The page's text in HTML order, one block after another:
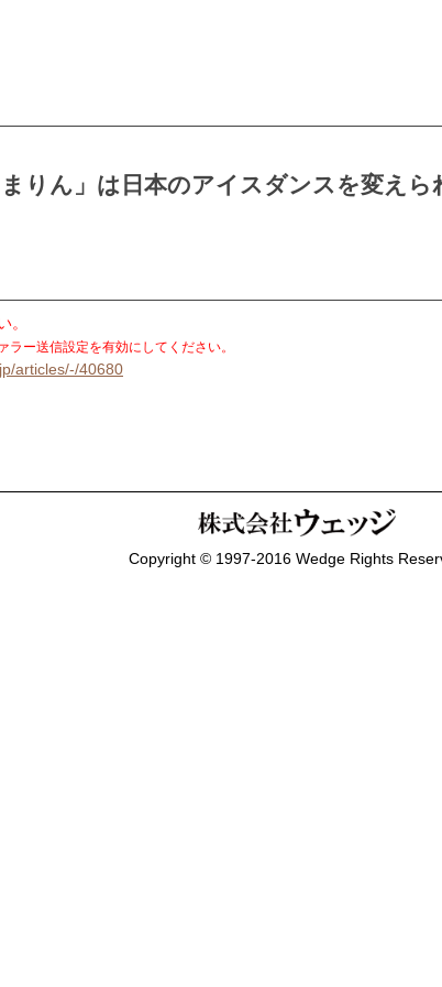
りん」は日本のアイスダンスを変えら
。
ー送信設定を有効にしてください。
articles/-/40680
Copyright © 1997-2016 Wedge Rights